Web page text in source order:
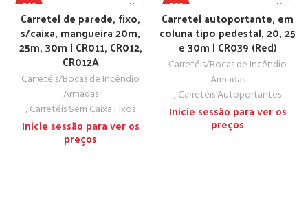
TOP
Carretel de parede, fixo,
s/caixa, mangueira 20m,
25m, 30m | CR011, CR012,
CR012A
Carretéis/Bocas de Incêndio
Armadas
,Carretéis Sem Caixa Fixos
Inicie sessão para ver os
preços
TOP
Carretel autoportante, em
coluna tipo pedestal, 20, 25
e 30m | CR039 (Red)
Carretéis/Bocas de Incêndio
Armadas
,Carretéis Autoportantes
Inicie sessão para ver os
preços